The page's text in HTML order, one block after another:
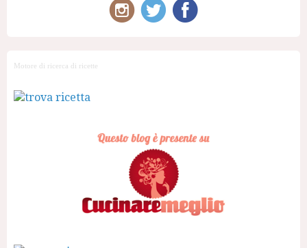
Motore di ricerca di ricette